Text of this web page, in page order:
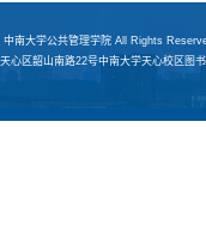
南大学公共管理学院 All Rights
心区韶山南路22号中南大学天心校区图